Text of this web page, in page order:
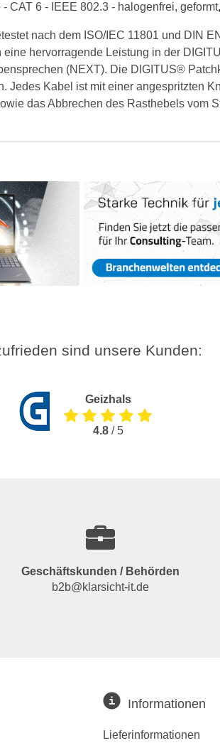
CAT 6 - IEEE 802.3 - halogenfrei,
nach dem ISO/IEC 11801 und DIN
hervorragende Leistung in der
(NEXT). Die DIGITUS®
Kabel ist mit einer angespritzten
das Abbrechen des Rasthebels vom
sind unsere Kunden:
Geizhals
4.8/ 5
Geschäftskunden / Behörden
b2b@klarsicht-it.de
Informationen
Lieferinformationen